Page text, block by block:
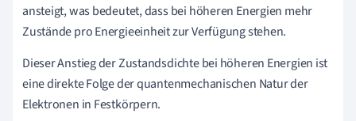
ansteigt, was bedeutet, dass bei höheren Energien mehr
Zustände pro Energieeinheit zur Verfügung stehen.
Dieser Anstieg der Zustandsdichte bei höheren Energien ist
eine direkte Folge der quantenmechanischen Natur der
Elektronen in Festkörpern.